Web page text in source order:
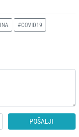
#COVID19
POŠALJI